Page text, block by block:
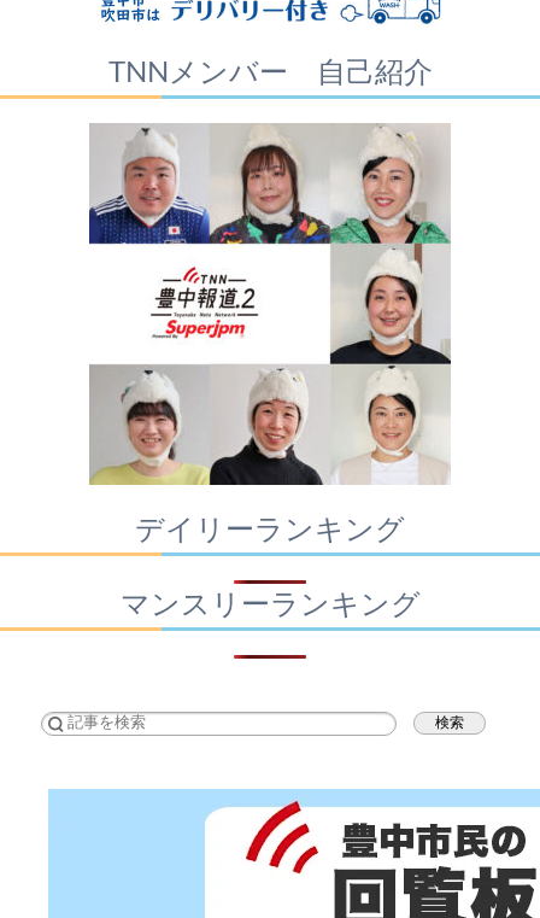
TNNメンバー 自己紹介
デイリーランキング
マンスリーランキング
検索